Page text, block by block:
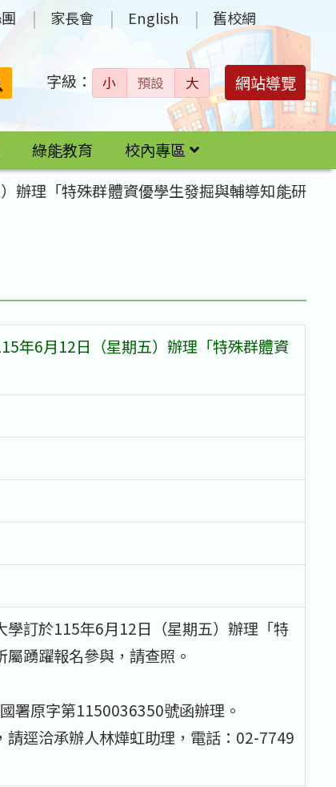
家長會 English 舊校網
搜
字級： 小 預設 大 網站導覽
綠能教育
校內專區
辦理「特殊群體資優學生發掘與輔導知能研
年6月12日（星期五）辦理「特殊群體資
訂於115年6月12日（星期五）辦理「特
踴躍報名參與，請查照。
署原字第1150036350號函辦理。
逕洽承辦人林燁虹助理，電話：02-7749